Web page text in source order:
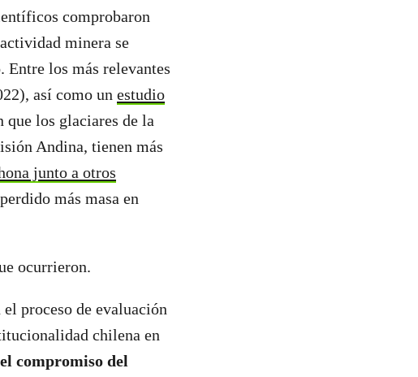
comprobaron
minera se
los más relevantes
así como un estudio
los glaciares de la
Andina, tienen más
junto a otros
más masa en
ocurrieron.
proceso de evaluación
chilena en
compromiso del